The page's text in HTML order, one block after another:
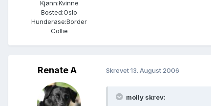
Kjønn:Kvinne
Bosted:Oslo
Hunderase:Border
Collie
Renate A Skrevet13. August 2006
molly skrev: